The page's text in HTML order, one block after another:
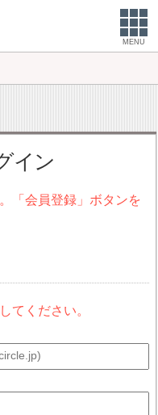
MENU
イン
「会員登録」ボタンを
てください。